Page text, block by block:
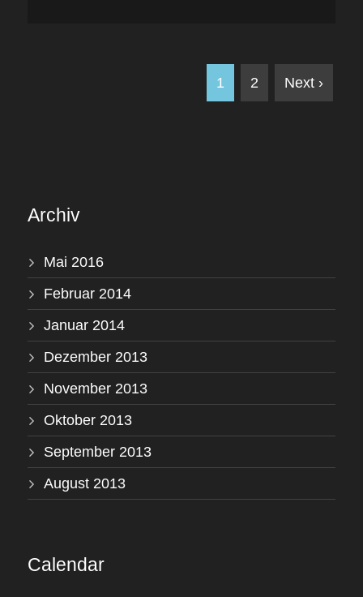
1 2 Next ›
Archiv
Mai 2016
Februar 2014
Januar 2014
Dezember 2013
November 2013
Oktober 2013
September 2013
August 2013
Calendar